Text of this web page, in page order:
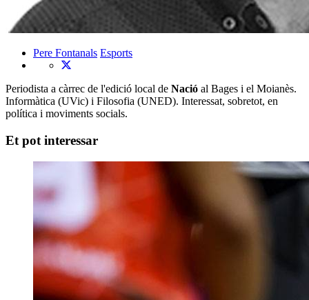
Pere Fontanals Esports
Periodista a càrrec de l'edició local de Nació al Bages i el Moianès.
Informàtica (UVic) i Filosofia (UNED). Interessat, sobretot, en
política i moviments socials.
Et pot interessar